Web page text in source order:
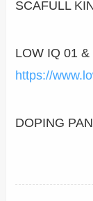
SCAFULL
LOW IQ 01
https://
DOPING